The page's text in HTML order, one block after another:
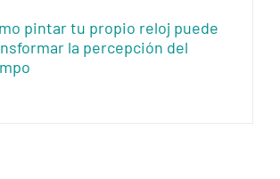
pintar tu propio reloj puede
la percepción del